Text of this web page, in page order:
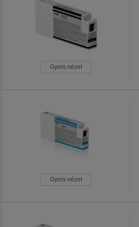
Gyors nézet
Gyors nézet